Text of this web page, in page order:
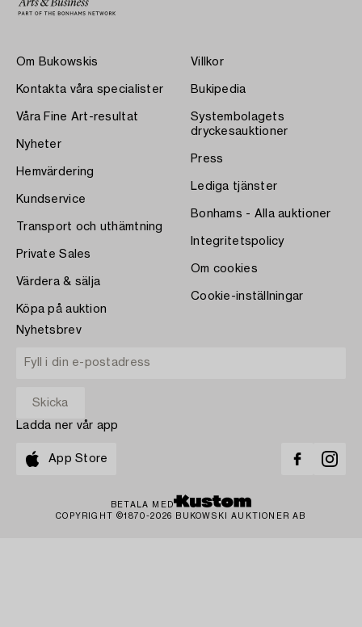
Om Bukowskis
Kontakta våra specialister
Våra Fine Art-resultat
Nyheter
Hemvärdering
Kundservice
Transport och uthämtning
Private Sales
Värdera & sälja
Köpa på auktion
Villkor
Bukipedia
Systembolagets
dryckesauktioner
Press
Lediga tjänster
Bonhams - Alla auktioner
Integritetspolicy
Om cookies
Cookie-inställningar
Nyhetsbrev
Ladda ner vår app
App Store
BETALA MED
COPYRIGHT ©1870-2026 BUKOWSKI AUKTIONER AB